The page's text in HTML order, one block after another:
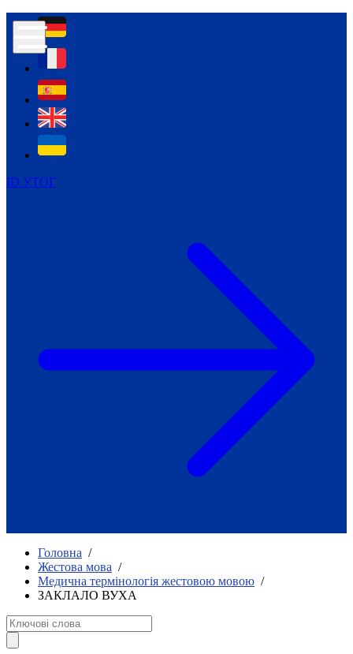
ID УТОГ
Контур психологічної безпеки глухих
Всеукраїнський пісенний
челендж «Україно, ти є!»
Молодіжний челендж «Жестова
мова для мене – це…»
Репортажі спеціальних та
інклюзивних начальних закладів
України
Як приклад стійкості спільноти
Говоримо коротко про наболіле
Міжнародний тиждень глухих людей
Всеукраїнський челендж «Молодь
співає»
жестову мову.
УТОГ»: прийом заявок 2023
Флешмоб «Історії успіхів, які надихають»
Переклад жестовою мовою
Діяльність УТОГ
Головна /
Жестова мова /
Медична термінологія жестовою мовою /
ЗАКЛАЛО ВУХА